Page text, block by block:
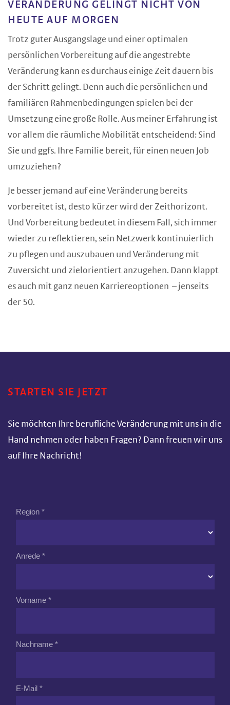
VERÄNDERUNG GELINGT NICHT VON
HEUTE AUF MORGEN
Trotz guter Ausgangslage und einer optimalen
persönlichen Vorbereitung auf die angestrebte
Veränderung kann es durchaus einige Zeit dauern bis
der Schritt gelingt. Denn auch die persönlichen und
familiären Rahmenbedingungen spielen bei der
Umsetzung eine große Rolle. Aus meiner Erfahrung ist
vor allem die räumliche Mobilität entscheidend: Sind
Sie und ggfs. Ihre Familie bereit, für einen neuen Job
umzuziehen?
Je besser jemand auf eine Veränderung bereits
vorbereitet ist, desto kürzer wird der Zeithorizont.
Und Vorbereitung bedeutet in diesem Fall, sich immer
wieder zu reflektieren, sein Netzwerk kontinuierlich
zu pflegen und auszubauen und Veränderung mit
Zuversicht und zielorientiert anzugehen. Dann klappt
es auch mit ganz neuen Karriereoptionen – jenseits
der 50.
STARTEN SIE JETZT
Sie möchten Ihre berufliche Veränderung mit uns in die
Hand nehmen oder haben Fragen? Dann freuen wir uns
auf Ihre Nachricht!